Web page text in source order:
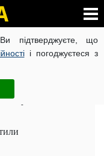
підтверджуєте, що
і погоджуєтеся з
КОРОНАВІРУС В УКРАЇНІ
ЧИТАТЬ НА РУССКОМ
8